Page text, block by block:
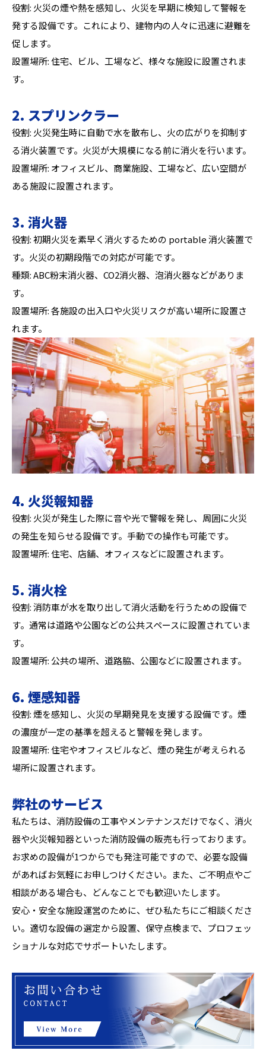
役割: 火災の煙や熱を感知し、火災を早期に検知して警報を
発する設備です。これにより、建物内の人々に迅速に避難を
促します。
設置場所: 住宅、ビル、工場など、様々な施設に設置されま
す。
2. スプリンクラー
役割: 火災発生時に自動で水を散布し、火の広がりを抑制す
る消火装置です。火災が大規模になる前に消火を行います。
設置場所: オフィスビル、商業施設、工場など、広い空間が
ある施設に設置されます。
3. 消火器
役割: 初期火災を素早く消火するための portable 消火装置で
す。火災の初期段階での対応が可能です。
種類: ABC粉末消火器、CO2消火器、泡消火器などがありま
す。
設置場所: 各施設の出入口や火災リスクが高い場所に設置さ
れます。
4. 火災報知器
役割: 火災が発生した際に音や光で警報を発し、周囲に火災
の発生を知らせる設備です。手動での操作も可能です。
設置場所: 住宅、店舗、オフィスなどに設置されます。
5. 消火栓
役割: 消防車が水を取り出して消火活動を行うための設備で
す。通常は道路や公園などの公共スペースに設置されていま
す。
設置場所: 公共の場所、道路脇、公園などに設置されます。
6. 煙感知器
役割: 煙を感知し、火災の早期発見を支援する設備です。煙
の濃度が一定の基準を超えると警報を発します。
設置場所: 住宅やオフィスビルなど、煙の発生が考えられる
場所に設置されます。
弊社のサービス
私たちは、消防設備の工事やメンテナンスだけでなく、消火
器や火災報知器といった消防設備の販売も行っております。
お求めの設備が1つからでも発注可能ですので、必要な設備
があればお気軽にお申しつけください。また、ご不明点やご
相談がある場合も、どんなことでも歓迎いたします。
安心・安全な施設運営のために、ぜひ私たちにご相談くださ
い。適切な設備の選定から設置、保守点検まで、プロフェッ
ショナルな対応でサポートいたします。